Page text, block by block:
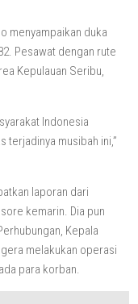
menyampaikan duka
Pesawat dengan rute
Kepulauan Seribu,
Indonesia
terjadinya musibah ini,”
laporan dari
kemarin. Dia pun
Kepala
melakukan operasi
para korban.